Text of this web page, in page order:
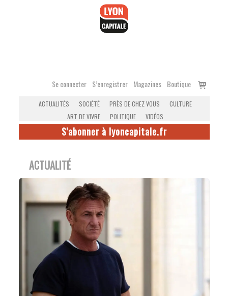
Se connecter S’enregistrer Magazines Boutique
Voir
ACTUALITÉS SOCIÉTÉ PRÈS DE CHEZ VOUS
CULTURE
ART DE VIVRE
POLITIQUE VIDÉOS
S'abonner à lyoncapitale.fr
ACTUALITÉ